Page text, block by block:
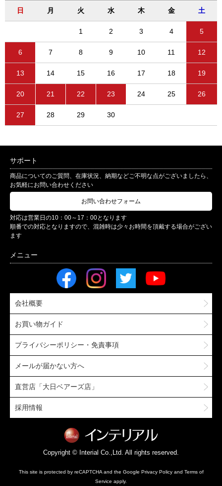
日 月 火 水 木 金 土
1 2 3 4 5
6 7 8 9 10 11 12
13 14 15 16 17 18 19
20 21 22 23 24 25 26
27 28 29 30
サポート
商品についてのご質問、在庫状況、納期などご不明な点がございましたら、
お気軽にお問い合わせください
お問い合わせフォーム
対応は営業日の10：00～17：00となります
順番での対応となりますので、混雑時は少々お時間を頂戴する場合がござい
ます
会社概要
お買い物ガイド
プライバシーポリシー・免責事項
メールが届かない方へ
直営店「大日ベアーズ店」
採用情報
Copyright © Interial Co.,Ltd. All rights reserved.
This site is protected by reCAPTCHA and the Google Privacy Policyand Terms of
Service apply.